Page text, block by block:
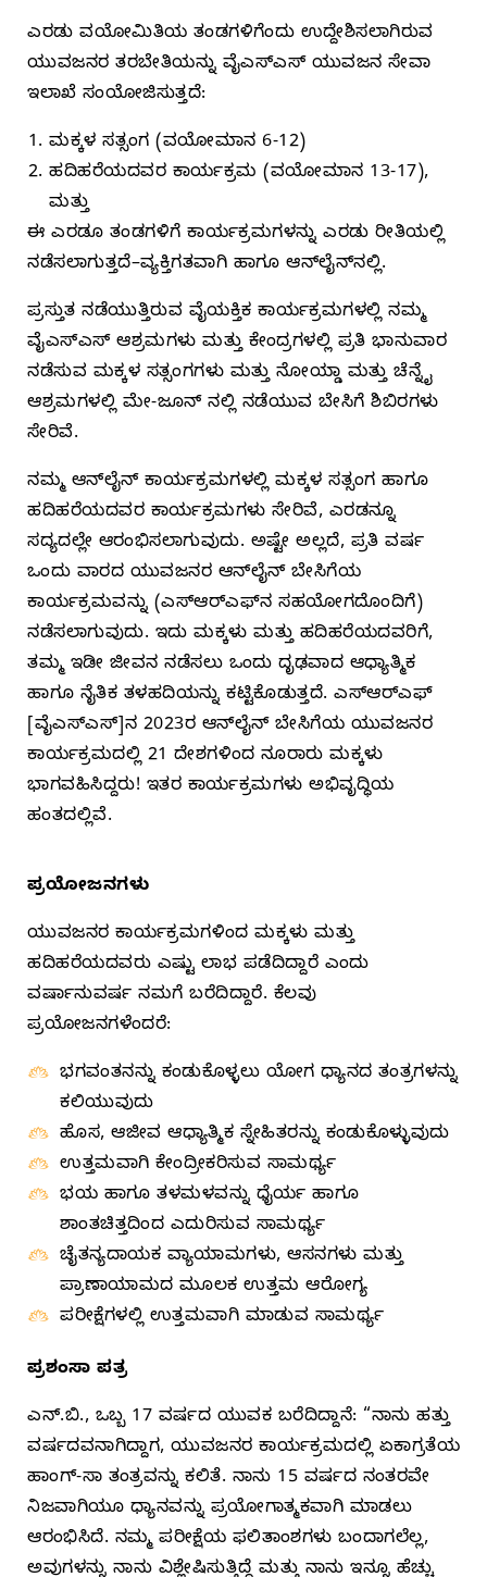
ಎರಡು ವಯೋಮಿತಿಯ ತಂಡಗಳಿಗೆಂದು ಉದ್ದೇಶಿಸಲಾಗಿರುವ
ಯುವಜನರ ತರಬೇತಿಯನ್ನು ವೈಎಸ್‌ಎಸ್‌ ಯುವಜನ ಸೇವಾ
ಇಲಾಖೆ ಸಂಯೋಜಿಸುತ್ತದೆ:
ಮಕ್ಕಳ ಸತ್ಸಂಗ (ವಯೋಮಾನ 6-12)
ಹದಿಹರೆಯದವರ ಕಾರ್ಯಕ್ರಮ (ವಯೋಮಾನ 13-17),
ಮತ್ತು
ಈ ಎರಡೂ ತಂಡಗಳಿಗೆ ಕಾರ್ಯಕ್ರಮಗಳನ್ನು ಎರಡು ರೀತಿಯಲ್ಲಿ
ನಡೆಸಲಾಗುತ್ತದೆ–ವ್ಯಕ್ತಿಗತವಾಗಿ ಹಾಗೂ ಆನ್‌ಲೈನ್‌ನಲ್ಲಿ.
ಪ್ರಸ್ತುತ ನಡೆಯುತ್ತಿರುವ ವೈಯಕ್ತಿಕ ಕಾರ್ಯಕ್ರಮಗಳಲ್ಲಿ ನಮ್ಮ
ವೈಎಸ್ಎಸ್ ಆಶ್ರಮಗಳು ಮತ್ತು ಕೇಂದ್ರಗಳಲ್ಲಿ ಪ್ರತಿ ಭಾನುವಾರ
ನಡೆಸುವ ಮಕ್ಕಳ ಸತ್ಸಂಗಗಳು ಮತ್ತು ನೋಯ್ಡಾ ಮತ್ತು ಚೆನ್ನೈ
ಆಶ್ರಮಗಳಲ್ಲಿ ಮೇ-ಜೂನ್ ನಲ್ಲಿ ನಡೆಯುವ ಬೇಸಿಗೆ ಶಿಬಿರಗಳು
ಸೇರಿವೆ.
ನಮ್ಮ ಆನ್‌ಲೈನ್‌ ಕಾರ್ಯಕ್ರಮಗಳಲ್ಲಿ ಮಕ್ಕಳ ಸತ್ಸಂಗ ಹಾಗೂ
ಹದಿಹರೆಯದವರ ಕಾರ್ಯಕ್ರಮಗಳು ಸೇರಿವೆ, ಎರಡನ್ನೂ
ಸದ್ಯದಲ್ಲೇ ಆರಂಭಿಸಲಾಗುವುದು. ಅಷ್ಟೇ ಅಲ್ಲದೆ, ಪ್ರತಿ ವರ್ಷ
ಒಂದು ವಾರದ ಯುವಜನರ ಆನ್‌ಲೈನ್‌ ಬೇಸಿಗೆಯ
ಕಾರ್ಯಕ್ರಮವನ್ನು (ಎಸ್‌ಆರ್‌ಎಫ್‌ನ ಸಹಯೋಗದೊಂದಿಗೆ)
ನಡೆಸಲಾಗುವುದು. ಇದು ಮಕ್ಕಳು ಮತ್ತು ಹದಿಹರೆಯದವರಿಗೆ,
ತಮ್ಮ ಇಡೀ ಜೀವನ ನಡೆಸಲು ಒಂದು ದೃಢವಾದ ಆಧ್ಯಾತ್ಮಿಕ
ಹಾಗೂ ನೈತಿಕ ತಳಹದಿಯನ್ನು ಕಟ್ಟಿಕೊಡುತ್ತದೆ. ಎಸ್‌ಆರ್‌ಎಫ್‌
[ವೈಎಸ್‌ಎಸ್‌]ನ 2023ರ ಆನ್‌ಲೈನ್‌ ಬೇಸಿಗೆಯ ಯುವಜನರ
ಕಾರ್ಯಕ್ರಮದಲ್ಲಿ 21 ದೇಶಗಳಿಂದ ನೂರಾರು ಮಕ್ಕಳು
ಭಾಗವಹಿಸಿದ್ದರು! ಇತರ ಕಾರ್ಯಕ್ರಮಗಳು ಅಭಿವೃದ್ಧಿಯ
ಹಂತದಲ್ಲಿವೆ.
ಪ್ರಯೋಜನಗಳು
ಯುವಜನರ ಕಾರ್ಯಕ್ರಮಗಳಿಂದ ಮಕ್ಕಳು ಮತ್ತು
ಹದಿಹರೆಯದವರು ಎಷ್ಟು ಲಾಭ ಪಡೆದಿದ್ದಾರೆ ಎಂದು
ವರ್ಷಾನುವರ್ಷ ನಮಗೆ ಬರೆದಿದ್ದಾರೆ. ಕೆಲವು
ಪ್ರಯೋಜನಗಳೆಂದರೆ:
ಭಗವಂತನನ್ನು ಕಂಡುಕೊಳ್ಳಲು ಯೋಗ ಧ್ಯಾನದ ತಂತ್ರಗಳನ್ನು
ಕಲಿಯುವುದು
ಹೊಸ, ಆಜೀವ ಆಧ್ಯಾತ್ಮಿಕ ಸ್ನೇಹಿತರನ್ನು ಕಂಡುಕೊಳ್ಳುವುದು
ಉತ್ತಮವಾಗಿ ಕೇಂದ್ರೀಕರಿಸುವ ಸಾಮರ್ಥ್ಯ
ಭಯ ಹಾಗೂ ತಳಮಳವನ್ನು ಧೈರ್ಯ ಹಾಗೂ
ಶಾಂತಚಿತ್ತದಿಂದ ಎದುರಿಸುವ ಸಾಮರ್ಥ್ಯ
ಚೈತನ್ಯದಾಯಕ ವ್ಯಾಯಾಮಗಳು, ಆಸನಗಳು ಮತ್ತು
ಪ್ರಾಣಾಯಾಮದ ಮೂಲಕ ಉತ್ತಮ ಆರೋಗ್ಯ
ಪರೀಕ್ಷೆಗಳಲ್ಲಿ ಉತ್ತಮವಾಗಿ ಮಾಡುವ ಸಾಮರ್ಥ್ಯ
ಪ್ರಶಂಸಾ ಪತ್ರ
ಎನ್‌.ಬಿ., ಒಬ್ಬ 17 ವರ್ಷದ ಯುವಕ ಬರೆದಿದ್ದಾನೆ: “ನಾನು ಹತ್ತು
ವರ್ಷದವನಾಗಿದ್ದಾಗ, ಯುವಜನರ ಕಾರ್ಯಕ್ರಮದಲ್ಲಿ ಏಕಾಗ್ರತೆಯ
ಹಾಂಗ್‌-ಸಾ ತಂತ್ರವನ್ನು ಕಲಿತೆ. ನಾನು 15 ವರ್ಷದ ನಂತರವೇ
ನಿಜವಾಗಿಯೂ ಧ್ಯಾನವನ್ನು ಪ್ರಯೋಗಾತ್ಮಕವಾಗಿ ಮಾಡಲು
ಆರಂಭಿಸಿದೆ. ನಮ್ಮ ಪರೀಕ್ಷೆಯ ಫಲಿತಾಂಶಗಳು ಬಂದಾಗಲೆಲ್ಲ,
ಅವುಗಳನ್ನು ನಾನು ವಿಶ್ಲೇಷಿಸುತ್ತಿದ್ದೆ ಮತ್ತು ನಾನು ಇನ್ನೂ ಹೆಚ್ಚು